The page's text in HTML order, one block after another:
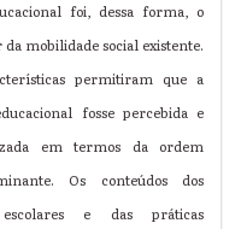
foi, dessa forma, o
mobilidade social existente.
permitiram que a
fosse percebida e
em termos da ordem
Os conteúdos dos
e das práticas